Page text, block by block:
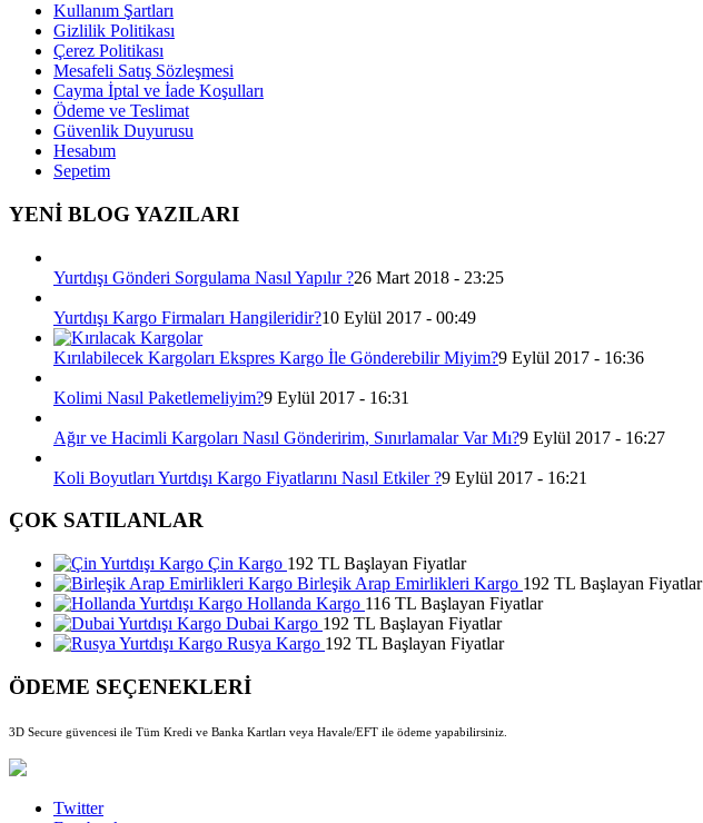
Kullanım Şartları
Gizlilik Politikası
Çerez Politikası
Mesafeli Satış Sözleşmesi
Cayma İptal ve İade Koşulları
Ödeme ve Teslimat
Güvenlik Duyurusu
Hesabım
Sepetim
YENİ BLOG YAZILARI
Yurtdışı Gönderi Sorgulama Nasıl Yapılır ?26 Mart 2018 - 23:25
Yurtdışı Kargo Firmaları Hangileridir?10 Eylül 2017 - 00:49
Kırılabilecek Kargoları Ekspres Kargo İle Gönderebilir Miyim?9 Eylül 2017 - 16:36
Kolimi Nasıl Paketlemeliyim?9 Eylül 2017 - 16:31
Ağır ve Hacimli Kargoları Nasıl Gönderirim, Sınırlamalar Var Mı?9 Eylül 2017 - 16:27
Koli Boyutları Yurtdışı Kargo Fiyatlarını Nasıl Etkiler ?9 Eylül 2017 - 16:21
ÇOK SATILANLAR
Çin Kargo 192 TL Başlayan Fiyatlar
Birleşik Arap Emirlikleri Kargo 192 TL Başlayan Fiyatlar
Hollanda Kargo 116 TL Başlayan Fiyatlar
Dubai Kargo 192 TL Başlayan Fiyatlar
Rusya Kargo 192 TL Başlayan Fiyatlar
ÖDEME SEÇENEKLERİ
3D Secure güvencesi ile Tüm Kredi ve Banka Kartları veya Havale/EFT ile ödeme yapabilirsiniz.
Twitter